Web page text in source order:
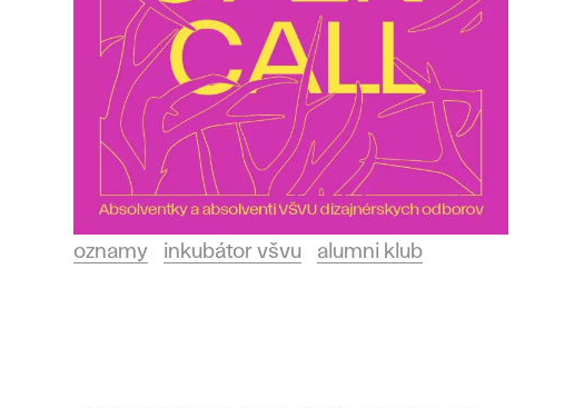
oznamy inkubátor všvu alumni klub